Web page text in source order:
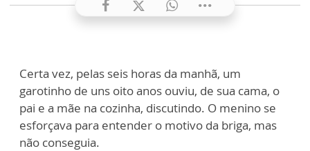
Certa vez, pelas seis horas da manhã, um
garotinho de uns oito anos ouviu, de sua cama, o
pai e a mãe na cozinha, discutindo. O menino se
esforçava para entender o motivo da briga, mas
não conseguia.